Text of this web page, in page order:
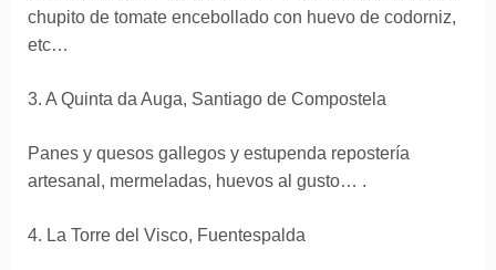
chupito de tomate encebollado con huevo de codorniz,
etc…
3. A Quinta da Auga, Santiago de Compostela
Panes y quesos gallegos y estupenda repostería
artesanal, mermeladas, huevos al gusto… .
4. La Torre del Visco, Fuentespalda